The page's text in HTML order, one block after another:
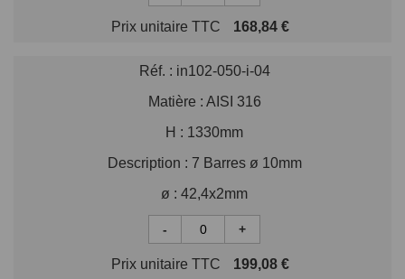
Prix unitaire TTC 168,84 €
Réf. : in102-050-i-04
Matière : AISI 316
H : 1330mm
Description : 7 Barres ø 10mm
ø : 42,4x2mm
- +
Prix unitaire TTC 199,08 €